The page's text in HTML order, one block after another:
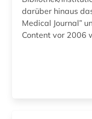
mikrobiologie (5)
mikroskopie (1)
darüber hinaus
Medical Journal”
Content vor 2006